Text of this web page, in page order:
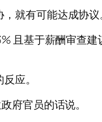
就有可能达成协议
且基于薪酬审查建
应。
府官员的话说。